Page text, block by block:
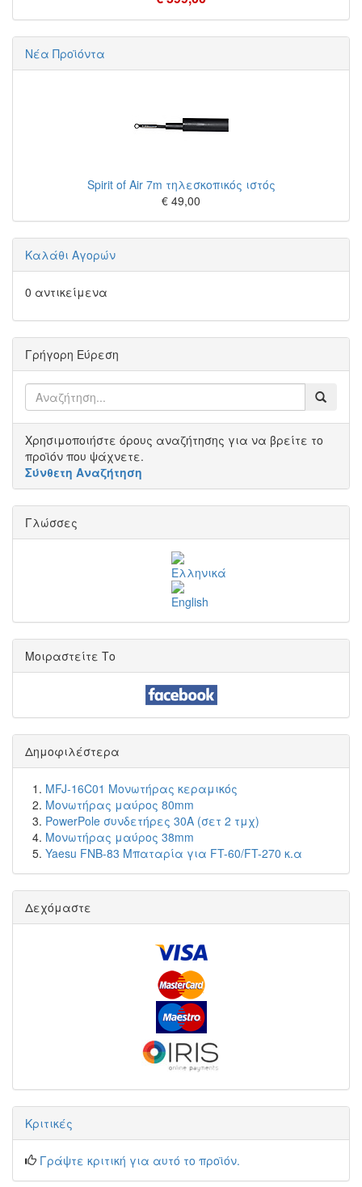
Νέα Προϊόντα
Spirit of Air 7m τηλεσκοπικός ιστός
€ 49,00
Καλάθι Αγορών
0 αντικείμενα
Γρήγορη Εύρεση
Χρησιμοποιήστε όρους αναζήτησης για να βρείτε το
προϊόν που ψάχνετε.
Σύνθετη Αναζήτηση
Γλώσσες
Μοιραστείτε Το
Δημοφιλέστερα
MFJ-16C01 Μονωτήρας κεραμικός
Μονωτήρας μαύρος 80mm
PowerPole συνδετήρες 30A (σετ 2 τμχ)
Μονωτήρας μαύρος 38mm
Yaesu FNB-83 Μπαταρία για FT-60/FT-270 κ.α
Δεχόμαστε
Κριτικές
Γράψτε κριτική για αυτό το προϊόν.